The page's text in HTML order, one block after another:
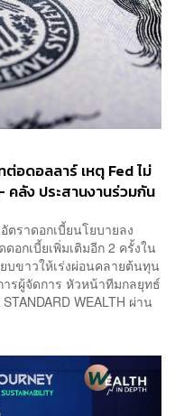
ต่อดอลลาร์ เหตุ Fed ไม่
คลัง ประสานงานร่วมกัน
ราดอกเบี้ยนโยบายลง
กเบี้ยเพิ่มเติมอีก 2 ครั้งใน
บขาวให้เร่งผ่อนคลายต้นทุน
รผู้จัดการ หัวหน้าทีมกลยุทธ์
WEALTH ผ่าน